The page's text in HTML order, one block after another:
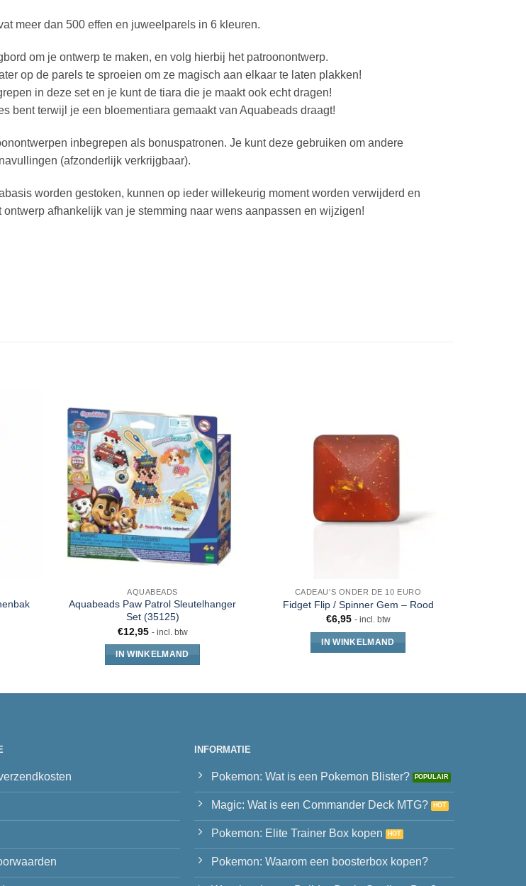
meer dan 500 effen en juweelparels in 6 kleuren.
om je ontwerp te maken, en volg hierbij het patroonontwerp.
op de parels te sproeien om ze magisch aan elkaar te laten plakken!
in deze set en je kunt de tiara die je maakt ook echt dragen!
bent terwijl je een bloementiara gemaakt van Aquabeads draagt!
inbegrepen als bonuspatronen. Je kunt deze gebruiken om andere
(afzonderlijk verkrijgbaar).
worden gestoken, kunnen op ieder willekeurig moment worden verwijderd en
ontwerp afhankelijk van je stemming naar wens aanpassen en wijzigen!
AQUABEADS
Aquabeads Paw Patrol Sleutelhanger
Set (35125)
€12,95 - incl. btw
IN WINKELMAND
CADEAU'S ONDER DE 10 EURO
Fidget Flip / Spinner Gem – Rood
€6,95 - incl. btw
IN WINKELMAND
INFORMATIE
Pokemon: Wat is een Pokemon Blister?
Magic: Wat is een Commander Deck MTG?
Pokemon: Elite Trainer Box kopen
Pokemon: Waarom een boosterbox kopen?